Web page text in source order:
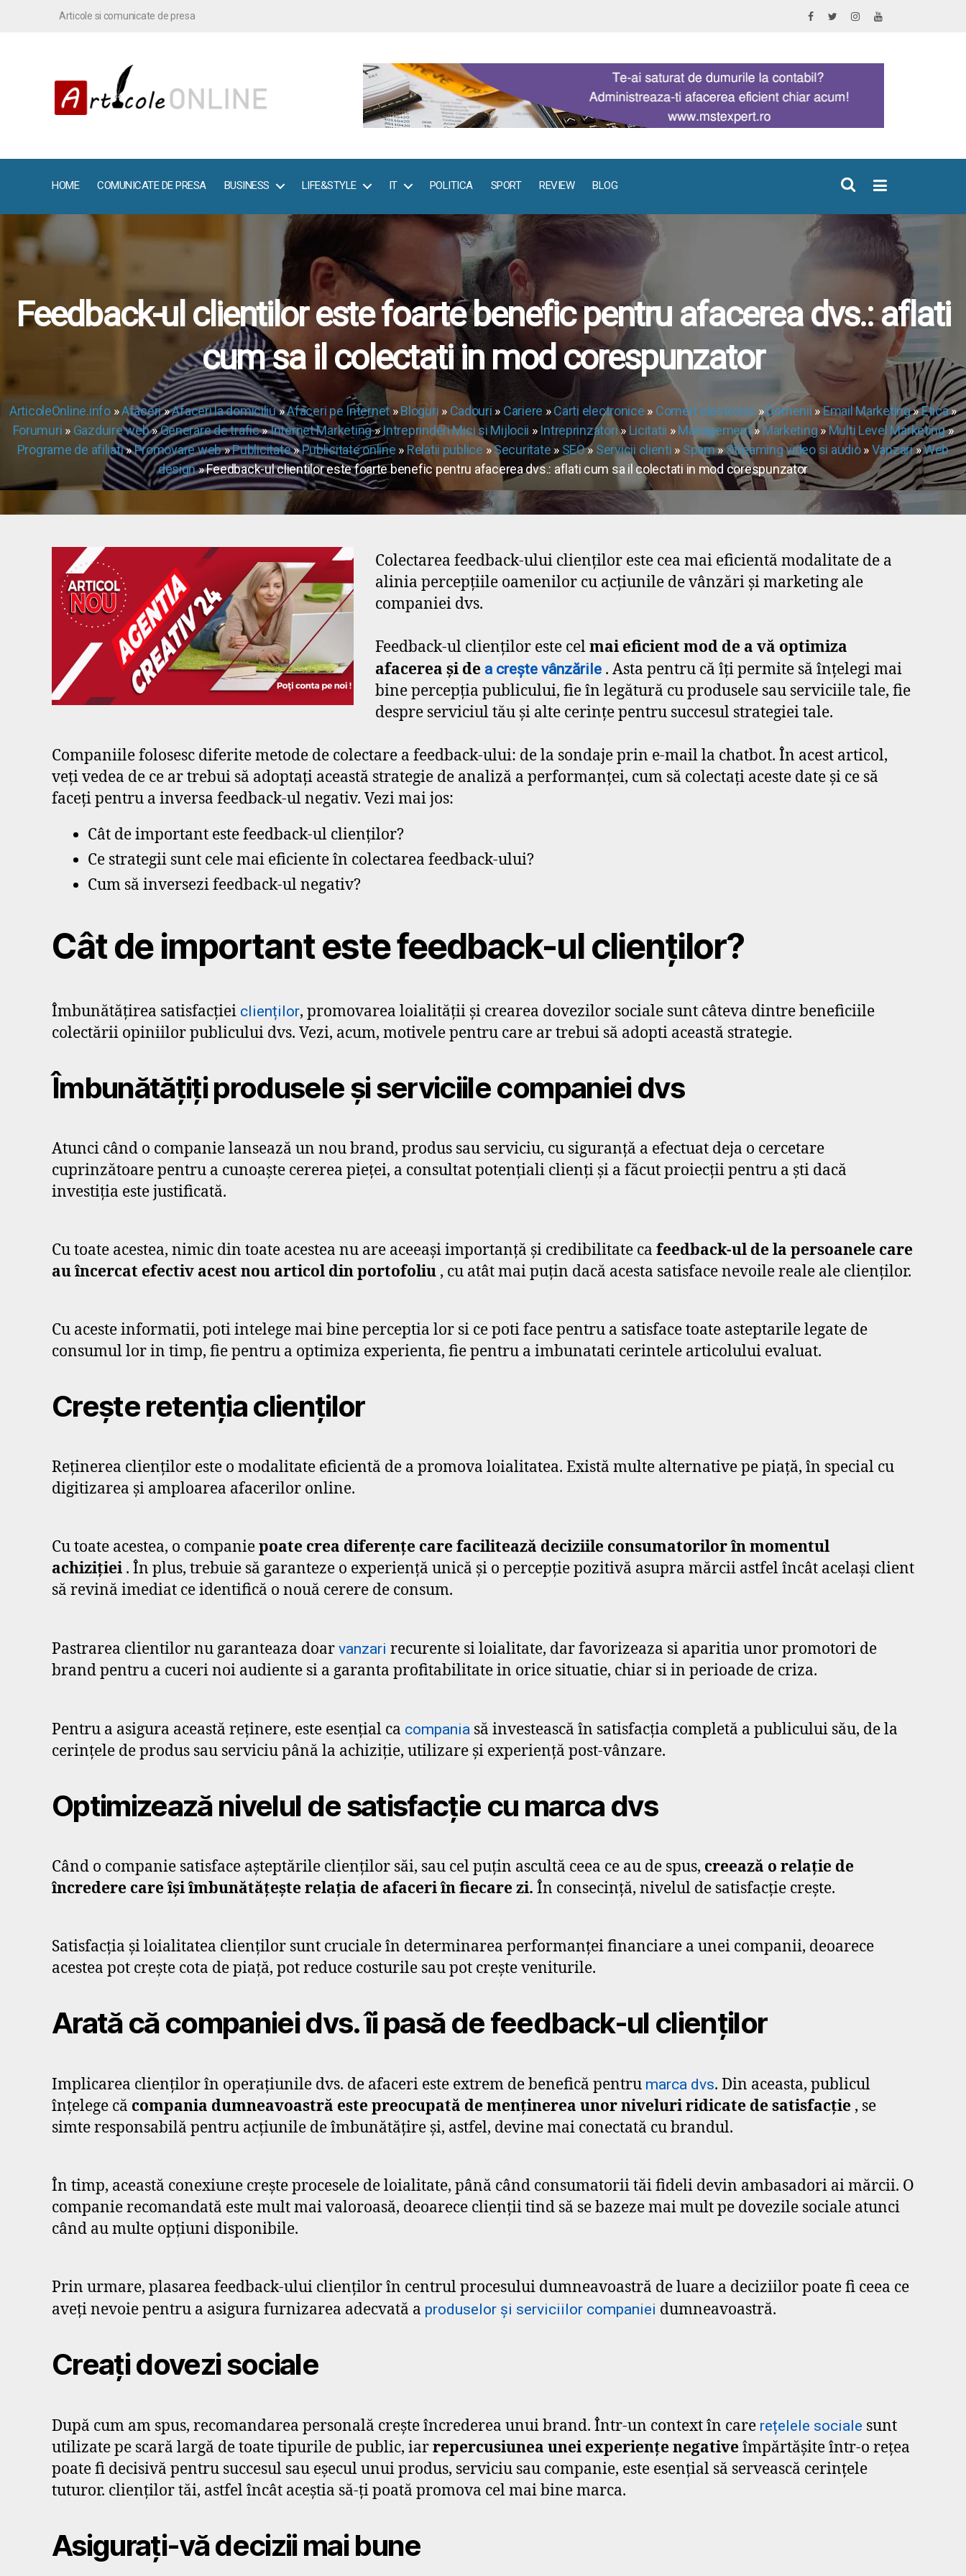
Articole si comunicate de presa
HOME COMUNICATE DE PRESA BUSINESS LIFE&STYLE IT POLITICA SPORT REVIEW BLOG
Feedback-ul clientilor este foarte benefic pentru afacerea dvs.: aflati
cum sa il colectati in mod corespunzator
ArticoleOnline.info»Afaceri»Afaceri la domiciliu»Afaceri pe Internet»Bloguri » Cadouri » Cariere »Carti electronice » Comert electronic »Domenii »Email Marketing»Etica»
Forumuri » Gazduire web»Generare de trafic»Internet Marketing»Intreprinderi Mici si Mijlocii » Intreprinzatori» Licitatii »Management»Marketing»Multi Level Marketing»
Programe de afiliati»Promovare web»Publicitate»Publicitate online » Relatii publice »Securitate » SEO» Servicii clienti » Spam»Streaming video si audio»Vanzari»Web
design» Feedback-ul clientilor este foarte benefic pentru afacerea dvs.: aflati cum sa il colectati in mod corespunzator
Colectarea feedback-ului clienților este cea mai eficientă modalitate de a
alinia percepțiile oamenilor cu acțiunile de vânzări și marketing ale
companiei dvs.
Feedback-ul clienților este celmai eficient mod de a vă optimiza
afacerea și de a crește vânzările . Asta pentru că îți permite să înțelegi mai
bine percepția publicului, fie în legătură cu produsele sau serviciile tale, fie
despre serviciul tău și alte cerințe pentru succesul strategiei tale.
Companiile folosesc diferite metode de colectare a feedback-ului: de la sondaje prin e-mail la chatbot. În acest articol,
veți vedea de ce ar trebui să adoptați această strategie de analiză a performanței, cum să colectați aceste date și ce să
faceți pentru a inversa feedback-ul negativ. Vezi mai jos:
Cât de important este feedback-ul clienților?
Ce strategii sunt cele mai eficiente în colectarea feedback-ului?
Cum să inversezi feedback-ul negativ?
Cât de important este feedback-ul clienților?
Îmbunătățirea satisfacției clienților, promovarea loialității și crearea dovezilor sociale sunt câteva dintre beneficiile
colectării opiniilor publicului dvs. Vezi, acum, motivele pentru care ar trebui să adopti această strategie.
Îmbunătățiți produsele și serviciile companiei dvs
Atunci când o companie lansează un nou brand, produs sau serviciu, cu siguranță a efectuat deja o cercetare
cuprinzătoare pentru a cunoaște cererea pieței, a consultat potențiali clienți și a făcut proiecții pentru a ști dacă
investiția este justificată.
Cu toate acestea, nimic din toate acestea nu are aceeași importanță și credibilitate ca feedback-ul de la persoanele care
au încercat efectiv acest nou articol din portofoliu , cu atât mai puțin dacă acesta satisface nevoile reale ale clienților.
Cu aceste informatii, poti intelege mai bine perceptia lor si ce poti face pentru a satisface toate asteptarile legate de
consumul lor in timp, fie pentru a optimiza experienta, fie pentru a imbunatati cerintele articolului evaluat.
Crește retenția clienților
Reținerea clienților este o modalitate eficientă de a promova loialitatea. Există multe alternative pe piață, în special cu
digitizarea și amploarea afacerilor online.
Cu toate acestea, o companiepoate crea diferențe care facilitează deciziile consumatorilor în momentul
achiziției . În plus, trebuie să garanteze o experiență unică și o percepție pozitivă asupra mărcii astfel încât același client
să revină imediat ce identifică o nouă cerere de consum.
Pastrarea clientilor nu garanteaza doar vanzari recurente si loialitate, dar favorizeaza si aparitia unor promotori de
brand pentru a cuceri noi audiente si a garanta profitabilitate in orice situatie, chiar si in perioade de criza.
Pentru a asigura această reținere, este esențial ca compania să investească în satisfacția completă a publicului său, de la
cerințele de produs sau serviciu până la achiziție, utilizare și experiență post-vânzare.
Optimizează nivelul de satisfacție cu marca dvs
Când o companie satisface așteptările clienților săi, sau cel puțin ascultă ceea ce au de spus, creează o relație de
încredere care își îmbunătățește relația de afaceri în fiecare zi. În consecință, nivelul de satisfacție crește.
Satisfacția și loialitatea clienților sunt cruciale în determinarea performanței financiare a unei companii, deoarece
acestea pot crește cota de piață, pot reduce costurile sau pot crește veniturile.
Arată că companiei dvs. îi pasă de feedback-ul clienților
Implicarea clienților în operațiunile dvs. de afaceri este extrem de benefică pentru marca dvs. Din aceasta, publicul
înțelege că compania dumneavoastră este preocupată de menținerea unor niveluri ridicate de satisfacție , se
simte responsabilă pentru acțiunile de îmbunătățire și, astfel, devine mai conectată cu brandul.
În timp, această conexiune crește procesele de loialitate, până când consumatorii tăi fideli devin ambasadori ai mărcii. O
companie recomandată este mult mai valoroasă, deoarece clienții tind să se bazeze mai mult pe dovezile sociale atunci
când au multe opțiuni disponibile.
Prin urmare, plasarea feedback-ului clienților în centrul procesului dumneavoastră de luare a deciziilor poate fi ceea ce
aveți nevoie pentru a asigura furnizarea adecvată a produselor și serviciilor companiei dumneavoastră.
Creați dovezi sociale
După cum am spus, recomandarea personală crește încrederea unui brand. Într-un context în care rețelele sociale sunt
utilizate pe scară largă de toate tipurile de public, iarrepercusiunea unei experiențe negativeîmpărtășite într-o rețea
poate fi decisivă pentru succesul sau eșecul unui produs, serviciu sau companie, este esențial să servească cerințele
tuturor. clienților tăi, astfel încât aceștia să-ți poată promova cel mai bine marca.
Asigurați-vă decizii mai bune